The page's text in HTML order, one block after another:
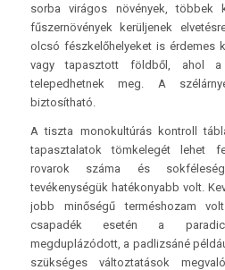
sorba virágos növények, többek
fűszernövények kerüljenek
olcsó fészkelőhelyeket is érdemes
vagy tapasztott földből, ahol
telepedhetnek meg. A
biztosítható.
A tiszta monokultúrás kontroll
tapasztalatok tömkelegét lehet
rovarok száma és
tevékenységük hatékonyabb volt.
jobb minőségű terméshozam
csapadék esetén a
megduplázódott, a padlizsáné
szükséges változtatások